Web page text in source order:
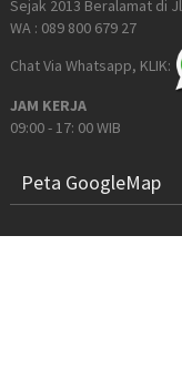
Sejak 2013 Beralamat di
WA : 089 800 679 27
Chat Via Whatsapp, KLIK:
JAM KERJA
09:00 - 17: 00 WIB
Peta GoogleMap